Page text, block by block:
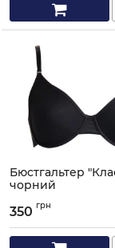
Бюстгальтер
чорний
350 грн